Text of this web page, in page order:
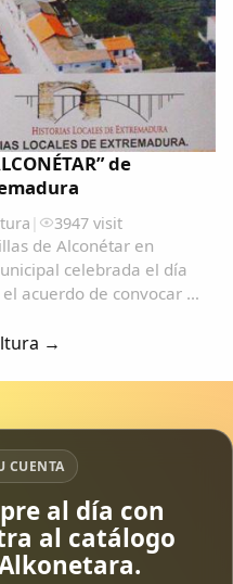
de
| 3947 visit
en
acuerdo de convocar el
que...
→
CUENTA
al día con
al catálogo